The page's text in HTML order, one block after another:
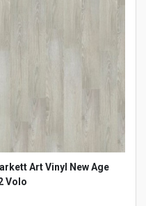
Art Vinyl New Age
Volo